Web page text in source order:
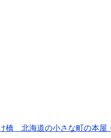
橋 北海道の小さな町の本屋